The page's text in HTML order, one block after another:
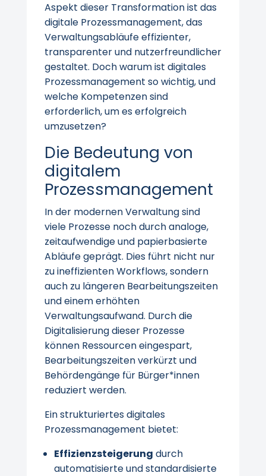
Aspekt dieser Transformation ist das
digitale Prozessmanagement, das
Verwaltungsabläufe effizienter,
transparenter und nutzerfreundlicher
gestaltet. Doch warum ist digitales
Prozessmanagement so wichtig, und
welche Kompetenzen sind
erforderlich, um es erfolgreich
umzusetzen?
Die Bedeutung von
digitalem
Prozessmanagement
In der modernen Verwaltung sind
viele Prozesse noch durch analoge,
zeitaufwendige und papierbasierte
Abläufe geprägt. Dies führt nicht nur
zu ineffizienten Workflows, sondern
auch zu längeren Bearbeitungszeiten
und einem erhöhten
Verwaltungsaufwand. Durch die
Digitalisierung dieser Prozesse
können Ressourcen eingespart,
Bearbeitungszeiten verkürzt und
Behördengänge für Bürger*innen
reduziert werden.
Ein strukturiertes digitales
Prozessmanagement bietet:
Effizienzsteigerung durch
automatisierte und standardisierte